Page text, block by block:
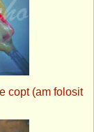
copt (am folosit